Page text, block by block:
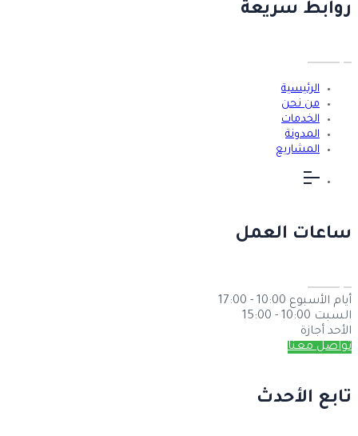
روابط سريعة
الرئيسية
من نحن
الخدمات
المدونة
المشاريع
ساعات العمل
أيام الأسبوع 10:00 - 17:00
السبت 10:00 - 15:00
الأحد أجازة
تواصل معنا
تابع الأحدث